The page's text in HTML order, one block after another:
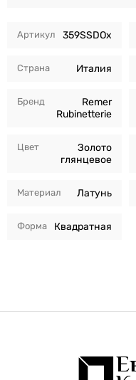
Артикул 359SSDOx
Страна Италия
Бренд
Remer
Rubinetterie
Цвет
Золото
глянцевое
Материал Латунь
Форма Квадратная